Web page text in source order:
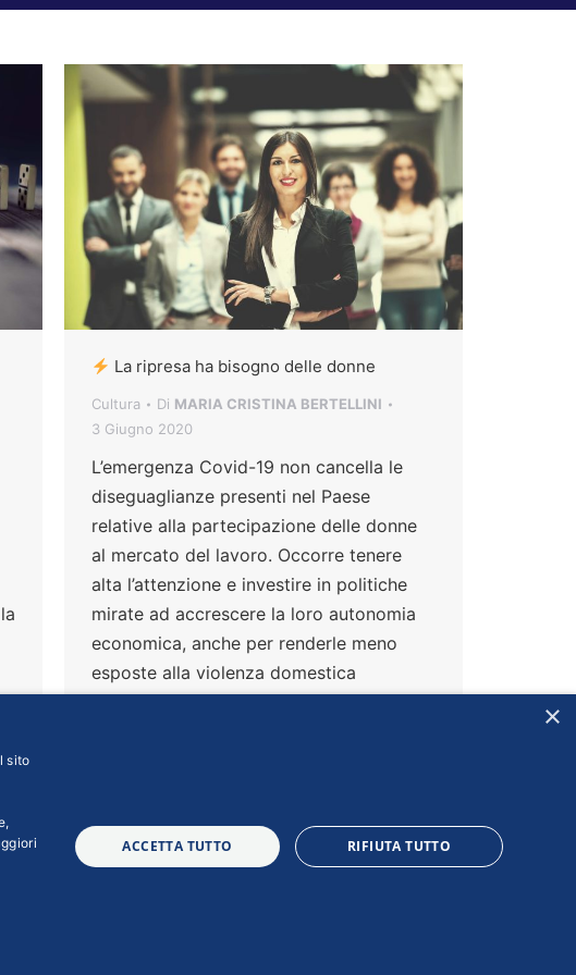
La ripresa ha bisogno delle donne
Cultura Di MARIA CRISTINA BERTELLINI
3 Giugno 2020
L’emergenza Covid-19 non cancella le
diseguaglianze presenti nel Paese
relative alla partecipazione delle donne
al mercato del lavoro. Occorre tenere
alta l’attenzione e investire in politiche
mirate ad accrescere la loro autonomia
economica, anche per renderle meno
esposte alla violenza domestica
×
sito
ACCETTA TUTTO RIFIUTA TUTTO